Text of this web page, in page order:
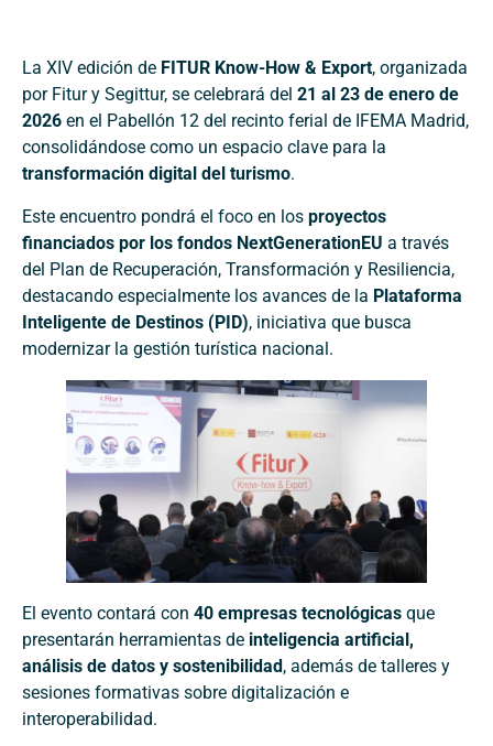
La XIV edición de FITUR Know-How & Export, organizada
por Fitur y Segittur, se celebrará del 21 al 23 de enero de
2026 en el Pabellón 12 del recinto ferial de IFEMA Madrid,
consolidándose como un espacio clave para la
transformación digital del turismo.
Este encuentro pondrá el foco en los proyectos
financiados por los fondos NextGenerationEU a través
del Plan de Recuperación, Transformación y Resiliencia,
destacando especialmente los avances de la Plataforma
Inteligente de Destinos (PID), iniciativa que busca
modernizar la gestión turística nacional.
El evento contará con 40 empresas tecnológicas que
presentarán herramientas de inteligencia artificial,
análisis de datos y sostenibilidad , además de talleres y
sesiones formativas sobre digitalización e
interoperabilidad.